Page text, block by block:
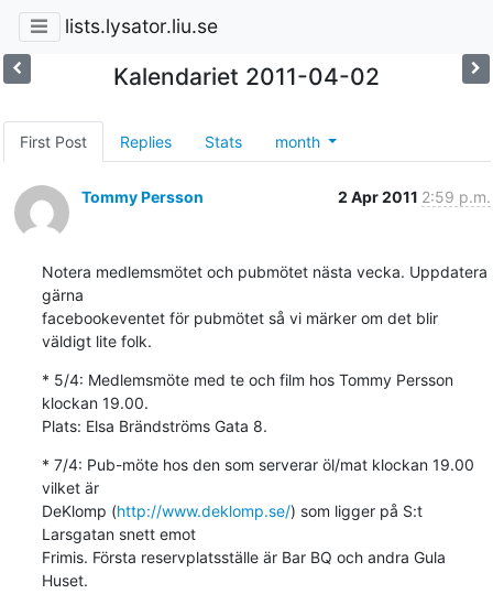
lists.lysator.liu.se
Kalendariet 2011-04-02
First Post Replies Stats month
Tommy Persson 2 Apr 2011 2:59 p.m.
Notera medlemsmötet och pubmötet nästa vecka. Uppdatera
gärna
facebookeventet för pubmötet så vi märker om det blir
väldigt lite folk.
* 5/4: Medlemsmöte med te och film hos Tommy Persson
klockan 19.00.
Plats: Elsa Brändströms Gata 8.
* 7/4: Pub-möte hos den som serverar öl/mat klockan 19.00
vilket är
DeKlomp (http://www.deklomp.se/) som ligger på S:t
Larsgatan snett emot
Frimis. Första reservplatsställe är Bar BQ och andra Gula
Huset.